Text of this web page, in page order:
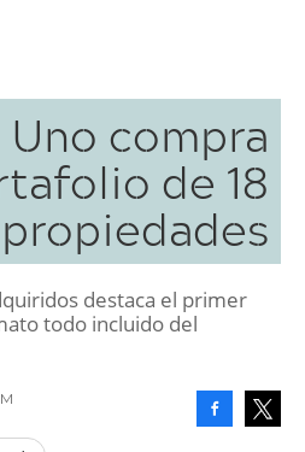
compra
de 18
propiedades
destaca el primer
todo incluido del